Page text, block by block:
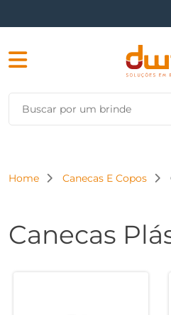
Home Canecas E Copos
Canecas